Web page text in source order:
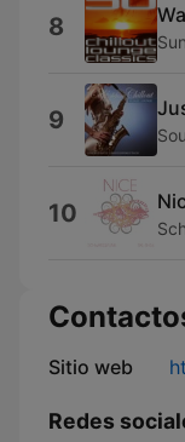
8
9
10
Sitio web
Redes